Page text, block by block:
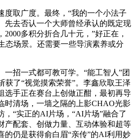
取广度。最终，“我的一个小法子
先去否认一个大师曾经承认的既定现
多积分折合几十元，”好正在，
态场景。还需要一些导演素养或分
招一式都可教可学。“能工智人”团
获了“视觉摸索荣誉”。李鑫欣取王泽
选手正在赛台上创做正酣，最初再导
时清场，一墙之隔的上影CHAO光影
，“实正的AI片场，“AI片场”融合了
产配套、创做力量、互动体验和超等
的仍是获得俞白眉“亲传”的AI利用妙